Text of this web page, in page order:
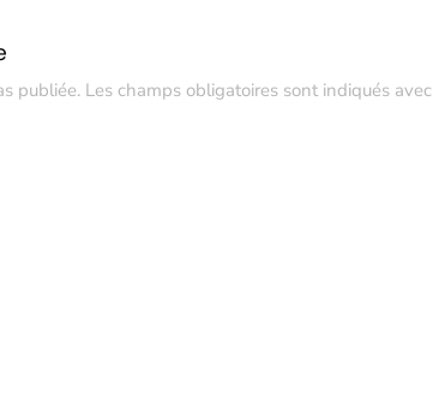
publiée. Les champs obligatoires sont indiqués avec